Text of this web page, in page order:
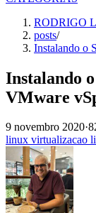
RODRIGO
posts/
Instalando o
Instalando
VMware
9 novembro 2020·
linux virtualizacao